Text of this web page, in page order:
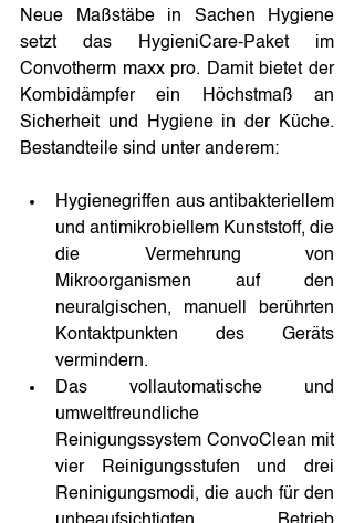
Neue Maßstäbe in Sachen Hygiene
setzt das HygieniCare-Paket im
Convotherm maxx pro. Damit bietet der
Kombidämpfer ein Höchstmaß an
Sicherheit und Hygiene in der Küche.
Bestandteile sind unter anderem:
Hygienegriffen aus antibakteriellem
und antimikrobiellem Kunststoff, die
die Vermehrung von
Mikroorganismen auf den
neuralgischen, manuell berührten
Kontaktpunkten des Geräts
vermindern.
Das vollautomatische und
umweltfreundliche
Reinigungssystem ConvoClean mit
vier Reinigungsstufen und drei
Reninigungsmodi, die auch für den